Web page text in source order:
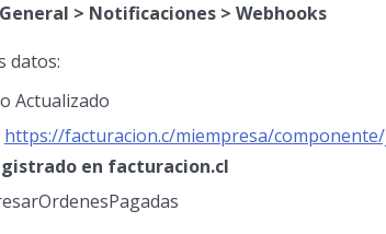
> Notificaciones > Webhooks
datos:
Actualizado
https://facturacion.c/miempresa/
en facturacion.cl